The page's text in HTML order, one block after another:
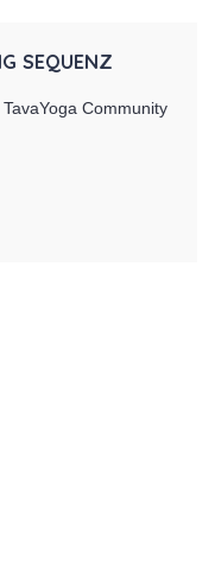
SEQUENZ
Community